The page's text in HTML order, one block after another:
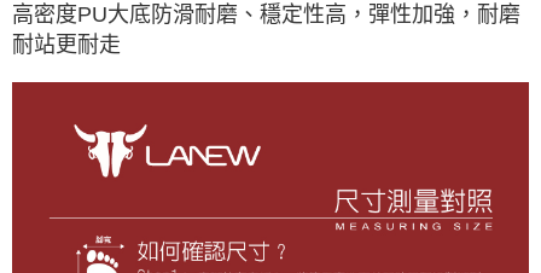
高密度PU大底防滑耐磨、穩定性高，彈性加強，耐磨
耐站更耐走